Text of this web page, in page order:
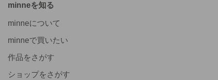
minneを知る
minneについて
minneで買いたい
作品をさがす
ショップをさがす